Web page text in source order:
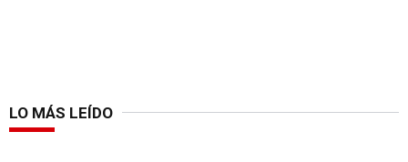
LO MÁS LEÍDO